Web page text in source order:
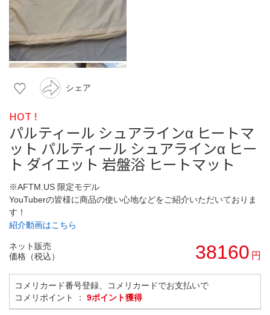
シェア
HOT !
パルティール シュアラインα ヒートマ
ット パルティール シュアラインα ヒー
ト ダイエット 岩盤浴 ヒートマット
※AFTM.US 限定モデル
YouTuberの皆様に商品の使い心地などをご紹介いただいておりま
す！
紹介動画はこちら
ネット販売
価格（税込）
38160 円
コメリカード番号登録、コメリカードでお支払いで
コメリポイント ： 9ポイント獲得